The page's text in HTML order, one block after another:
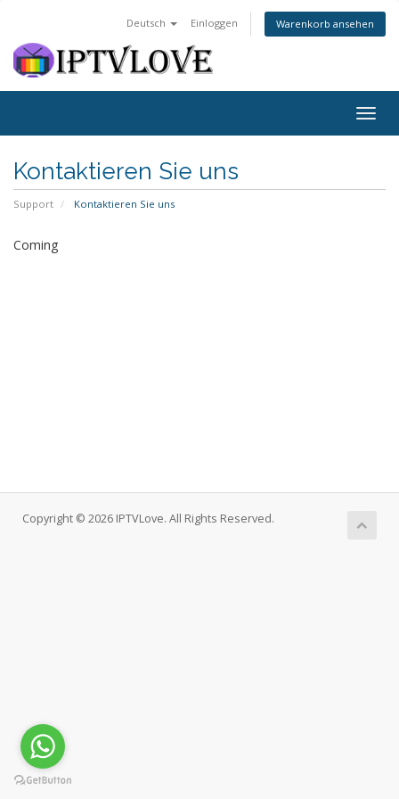
Deutsch Einloggen Warenkorb ansehen
Kontaktieren Sie uns
Support Kontaktieren Sie uns
Coming
Copyright © 2026 IPTVLove. All Rights Reserved.